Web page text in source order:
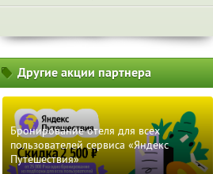
Другие акции партнера
Бронирование отеля для всех
пользователей сервиса «Яндекс
Путешествия»